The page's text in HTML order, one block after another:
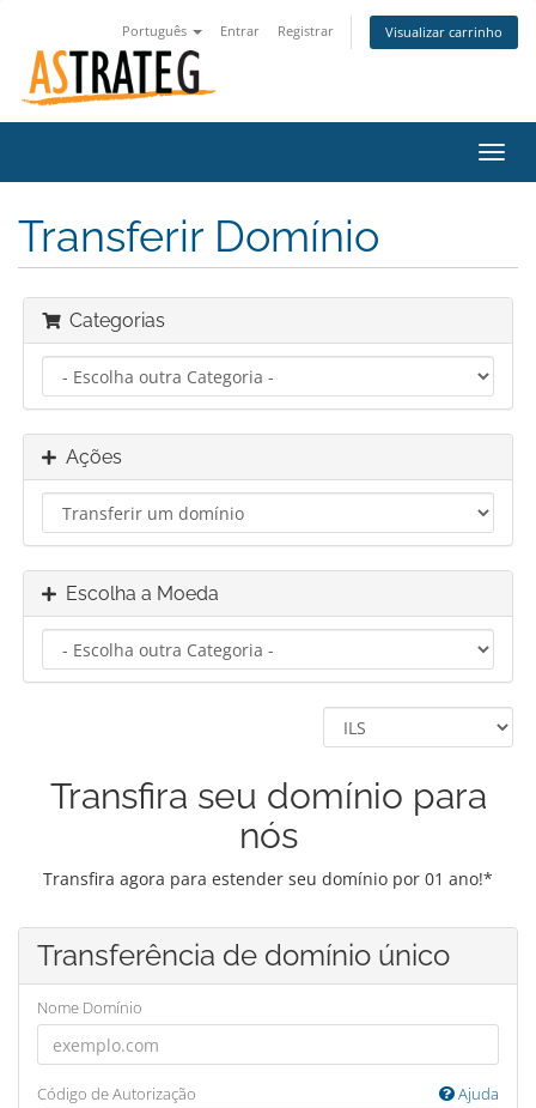
Português Entrar Registrar Visualizar carrinho
Transferir Domínio
Categorias
Ações
Escolha a Moeda
Transfira seu domínio para
nós
Transfira agora para estender seu domínio por 01 ano!*
Transferência de domínio único
Nome Domínio
Código de Autorização Ajuda